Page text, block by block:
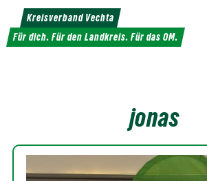
Weiter
zum
Inhalt
Kreisverband Vechta
Für dich. Für den Landkreis. Für das OM.
jonas